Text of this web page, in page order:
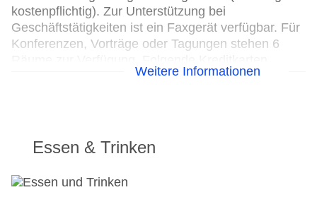
kostenpflichtig). Zur Unterstützung bei
Geschäftstätigkeiten ist ein Faxgerät verfügbar. Für
Konferenzen, Vorträge oder Tagungen stehen 6
werden in der Unterbringung akzeptiert: American
Rezeption
Lift
Internet: WLAN/WiFi, im öffentlichen Bereich:
Weitere Informationen
Essen & Trinken